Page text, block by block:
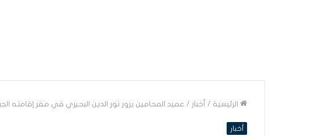
الرئيسية / أخبار / عميد المحامين يزور نور الدين البحيري في مقر إقامته
أخبار